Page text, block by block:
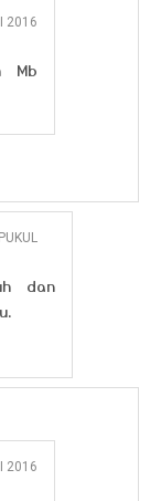
2016
Mb
dan
2016